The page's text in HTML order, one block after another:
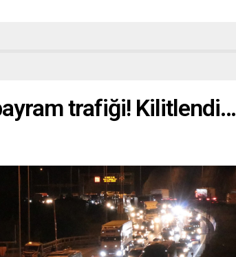
trafiği! Kilitlendi…